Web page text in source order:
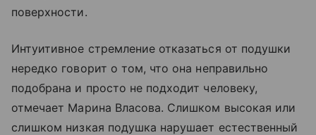
поверхности.
Интуитивное стремление отказаться от подушки
нередко говорит о том, что она неправильно
подобрана и просто не подходит человеку,
отмечает Марина Власова. Слишком высокая или
слишком низкая подушка нарушает естественный